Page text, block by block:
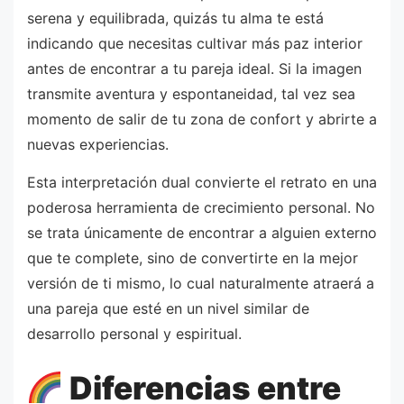
serena y equilibrada, quizás tu alma te está
indicando que necesitas cultivar más paz interior
antes de encontrar a tu pareja ideal. Si la imagen
transmite aventura y espontaneidad, tal vez sea
momento de salir de tu zona de confort y abrirte a
nuevas experiencias.
Esta interpretación dual convierte el retrato en una
poderosa herramienta de crecimiento personal. No
se trata únicamente de encontrar a alguien externo
que te complete, sino de convertirte en la mejor
versión de ti mismo, lo cual naturalmente atraerá a
una pareja que esté en un nivel similar de
desarrollo personal y espiritual.
Diferencias entre